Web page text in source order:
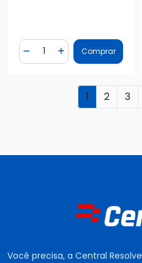
Diminuir Quantidade
Quantidade
Adicionar Quantidade
Comprar
1 2 3
Você precisa, a Central Resolve